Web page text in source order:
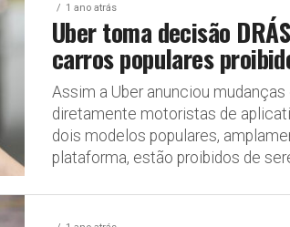
1 ano atrás
Uber toma decisão
carros populares
Assim a Uber anunciou
diretamente motoristas de
dois modelos populares,
plataforma, estão proibidos de